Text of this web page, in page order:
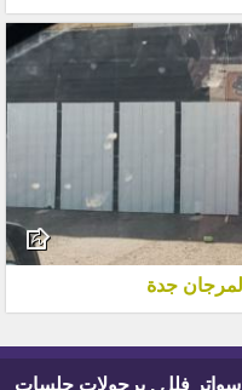
جدة
فلل , برجولات جلسات